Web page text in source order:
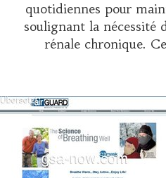
quotidiennes pour
soulignant la nécessité
rénale chronique.